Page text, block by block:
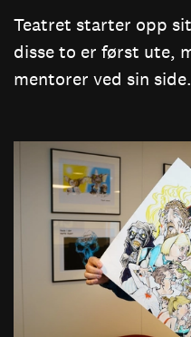
Teatret starter opp
disse to er først ute,
mentorer ved sin side.